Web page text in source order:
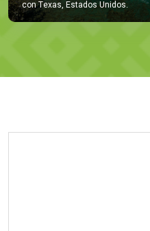
con Texas, Estados Unidos.